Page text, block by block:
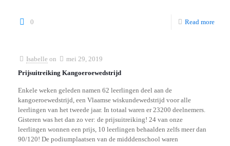
0 Read more
Isabelle on
mei 29, 2019
Prijsuitreiking Kangoeroewedstrijd
Enkele weken geleden namen 62 leerlingen deel aan de
kangoeroewedstrijd, een Vlaamse wiskundewedstrijd voor alle
leerlingen van het tweede jaar. In totaal waren er 23200 deelnemers.
Gisteren was het dan zo ver: de prijsuitreiking! 24 van onze
leerlingen wonnen een prijs, 10 leerlingen behaalden zelfs meer dan
90/120! De podiumplaatsen van de midddenschool waren